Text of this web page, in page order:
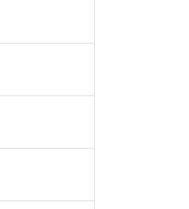
完了までの期間は出
段のことがない限り、